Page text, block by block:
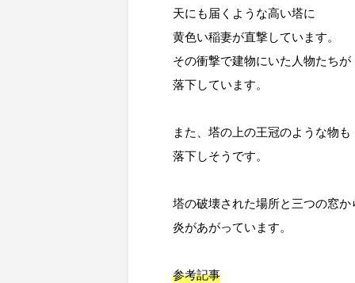
天にも届くような高い塔に
黄色い稲妻が直撃しています。
その衝撃で建物にいた人物たちが
落下しています。
また、塔の上の王冠のような物も
落下しそうです。
塔の破壊された場所と三つの窓か
炎があがっています。
参考記事